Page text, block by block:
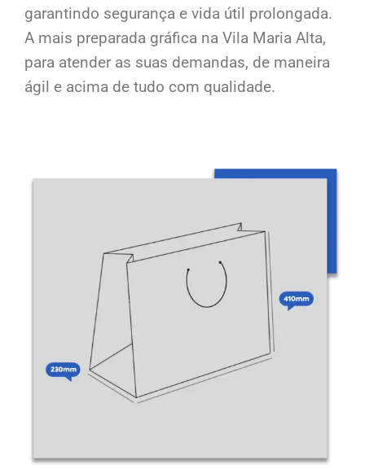
garantindo segurança e vida útil prolongada.
A mais preparada gráfica na Vila Maria Alta,
para atender as suas demandas, de maneira
ágil e acima de tudo com qualidade.